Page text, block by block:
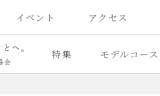
イベント アクセス
特集 モデルコース